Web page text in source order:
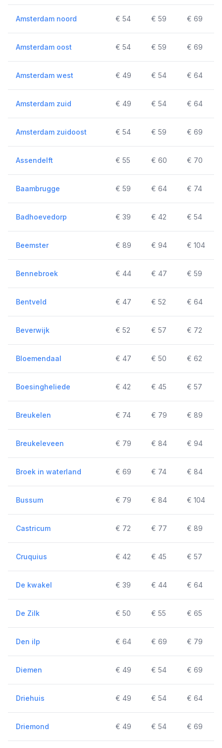
Amsterdam noord € 54 € 59 € 69
Amsterdam oost € 54 € 59 € 69
Amsterdam west € 49 € 54 € 64
Amsterdam zuid € 49 € 54 € 64
Amsterdam zuidoost € 54 € 59 € 69
Assendelft € 55 € 60 € 70
Baambrugge € 59 € 64 € 74
Badhoevedorp € 39 € 42 € 54
Beemster € 89 € 94 € 104
Bennebroek € 44 € 47 € 59
Bentveld € 47 € 52 € 64
Beverwijk € 52 € 57 € 72
Bloemendaal € 47 € 50 € 62
Boesingheliede € 42 € 45 € 57
Breukelen € 74 € 79 € 89
Breukeleveen € 79 € 84 € 94
Broek in waterland € 69 € 74 € 84
Bussum € 79 € 84 € 104
Castricum € 72 € 77 € 89
Cruquius € 42 € 45 € 57
De kwakel € 39 € 44 € 64
De Zilk € 50 € 55 € 65
Den ilp € 64 € 69 € 79
Diemen € 49 € 54 € 69
Driehuis € 49 € 54 € 64
Driemond € 49 € 54 € 69